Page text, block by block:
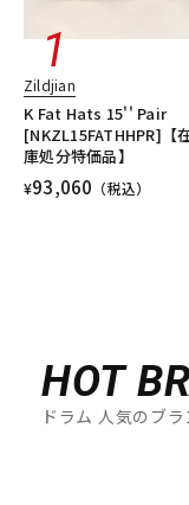
Zildjian
K Fat Hats 15'' Pair
[NKZL15FATHHPR]【
庫処分特価品】
¥93,060 （税込）
HOT
ドラム 人気のブラ